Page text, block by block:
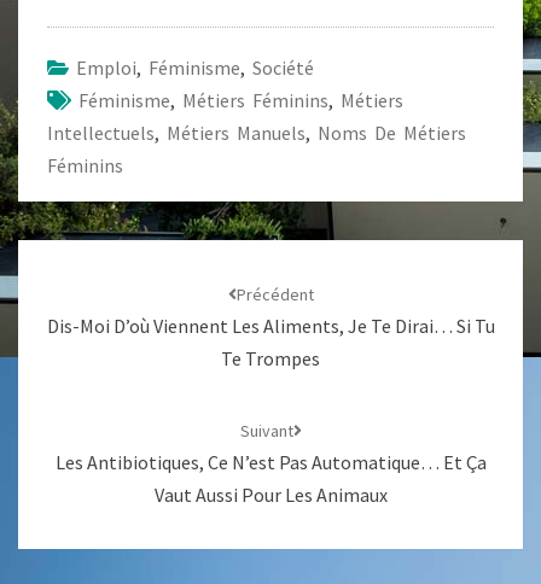
Emploi, Féminisme, Société
Féminisme, Métiers Féminins, Métiers
Intellectuels, Métiers Manuels, Noms De Métiers
Féminins
Navigation
d'article
Précédent
Dis-Moi D’où Viennent Les Aliments, Je Te Dirai… Si Tu
Te Trompes
Suivant
Les Antibiotiques, Ce N’est Pas Automatique… Et Ça
Vaut Aussi Pour Les Animaux